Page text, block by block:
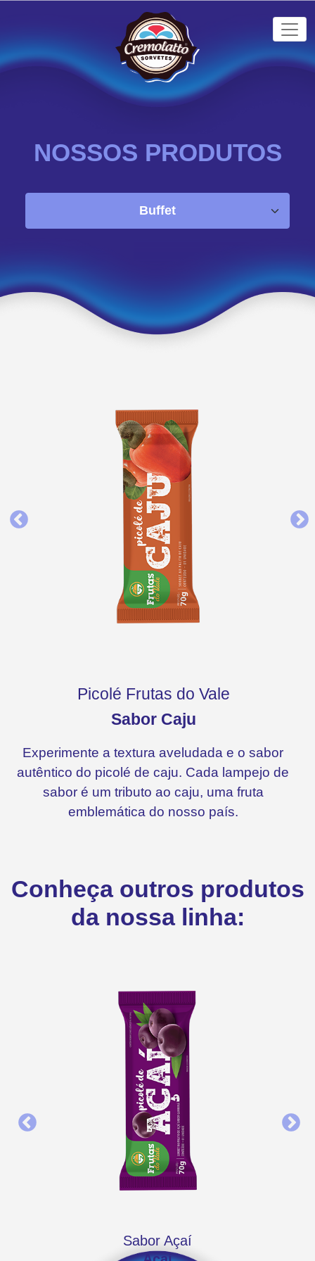
NOSSOS PRODUTOS
Picolé Frutas do Vale
Sabor Caju
Experimente a textura aveludada e o sabor
autêntico do picolé de caju. Cada lampejo de
sabor é um tributo ao caju, uma fruta
emblemática do nosso país.
Conheça outros produtos
da nossa linha:
Sabor Açaí